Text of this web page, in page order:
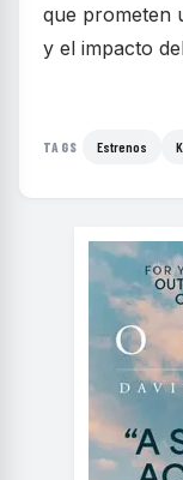
que prometen
y el impacto
TAGS Estrenos